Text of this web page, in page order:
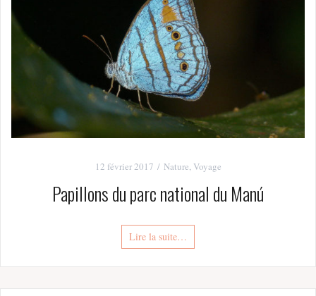
12 février 2017 Nature,Voyage
Papillons du parc national du Manú
Lire la suite…